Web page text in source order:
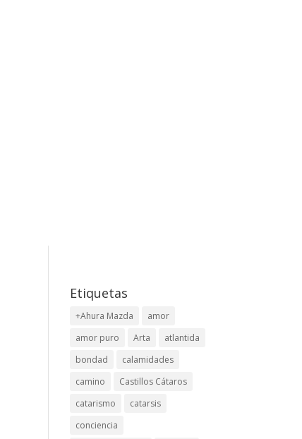
Etiquetas
+Ahura Mazda
amor
amor puro
Arta
atlantida
bondad
calamidades
camino
Castillos Cátaros
catarismo
catarsis
conciencia